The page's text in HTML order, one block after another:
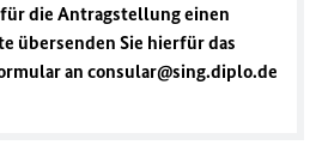
die Antragstellung einen
übersenden Sie hierfür das
an consular@sing.diplo.de